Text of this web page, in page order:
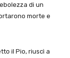
di un
morte e
il Pio, riuscì a